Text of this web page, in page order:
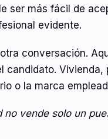
ser más fácil de
evidente.
conversación.
candidato.
o la marca
vende solo un